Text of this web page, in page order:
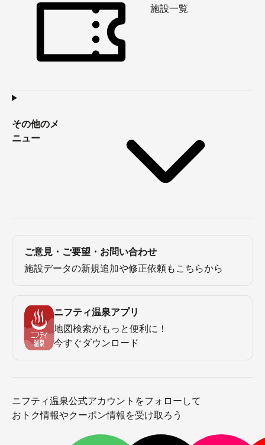
施設一覧
その他のメ
ニュー
ご意見・ご要望・お問い合わせ
施設データの新規追加や修正依頼もこちらから
ニフティ温泉アプリ
地図検索がもっと便利に！
今すぐダウンロード
ニフティ温泉公式アカウントをフォローして
おトク情報やクーポン情報を受け取ろう